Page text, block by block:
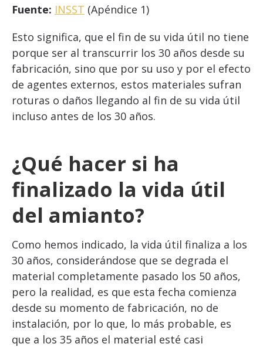
Fuente: INSST (Apéndice 1)
Esto significa, que el fin de su vida útil no tiene
porque ser al transcurrir los 30 años desde su
fabricación, sino que por su uso y por el efecto
de agentes externos, estos materiales sufran
roturas o daños llegando al fin de su vida útil
incluso antes de los 30 años.
¿Qué hacer si ha
finalizado la vida útil
del amianto?
Como hemos indicado, la vida útil finaliza a los
30 años, considerándose que se degrada el
material completamente pasado los 50 años,
pero la realidad, es que esta fecha comienza
desde su momento de fabricación, no de
instalación, por lo que, lo más probable, es
que a los 35 años el material esté casi